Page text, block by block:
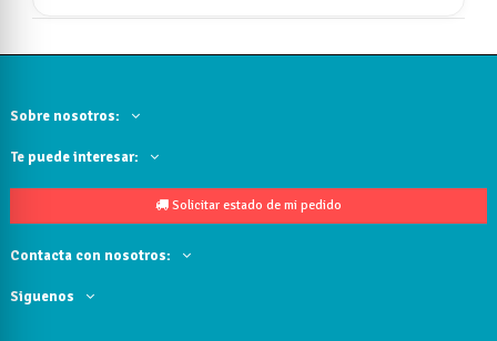
Sobre nosotros:
Te puede interesar:
Solicitar estado de mi pedido
Contacta con nosotros:
Siguenos